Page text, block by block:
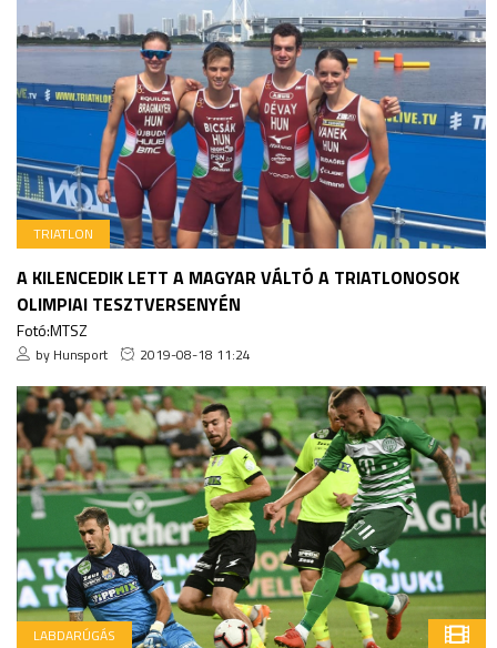
TRIATLON
A KILENCEDIK LETT A MAGYAR VÁLTÓ A TRIATLONOSOK
OLIMPIAI TESZTVERSENYÉN
Fotó:MTSZ
by Hunsport 2019-08-18 11:24
LABDARÚGÁS